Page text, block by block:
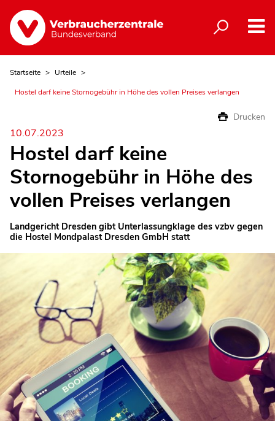
Startseite
Urteile
Hostel darf keine Stornogebühr in Höhe des vollen Preises verlangen
Drucken
10.07.2023
Hostel darf keine
Stornogebühr in Höhe des
vollen Preises verlangen
Landgericht Dresden gibt Unterlassungklage des vzbv gegen
die Hostel Mondpalast Dresden GmbH statt